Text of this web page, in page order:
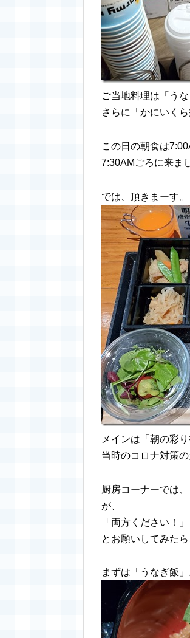
ご当地料理は「うな
さらに「かにいく
この日の朝食は
7:30AMごろに来ま
では、頂きまーす。
メインは「朝の彩り
当時のコロナ対策
厨房コーナーでは
が、
「両方ください！」
とお願いしてみた
まずは「うなぎ飯」